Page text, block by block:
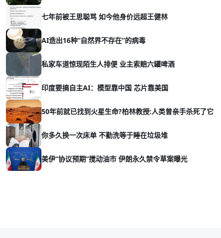
七年前被王思聪骂 如今他身价远超王健林
AI造出16种“自然界不存在”的病毒
私家车道惊现陌生人排便 业主索赔六罐啤酒
印度要搞自主AI：模型靠中国 芯片靠美国
50年前就已找到火星生命?柏林教授:人类曾亲手杀死了它
你多久换一次床单 不勤洗等于睡在垃圾堆
美伊“协议预期”搅动油市 伊朗永久禁令草案曝光